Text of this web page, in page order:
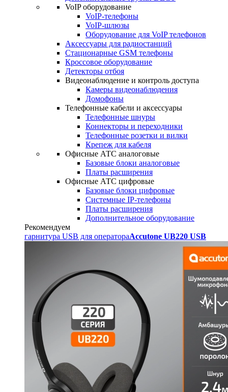
VoIP оборудование
VoIP-телефоны
VoIP-шлюзы
Оборудование для VoIP телефонов
Аксессуары для радиостанций
Стационарные GSM телефоны
Кроссовое оборудование
Детекторы отбоя
Видеонаблюдение и контроль доступа
Камеры видеонаблюдения
Домофоны
Телефонные кабели и аксессуары
Телефонные шнуры
Коннекторы и переходники
Телефонные розетки и вилки
Крепеж для кабеля
Офисные АТС аналоговые
Базовые блоки аналоговые
Платы расширения
Офисные АТС цифровые
Базовые блоки цифровые
Системные IP-телефоны
Платы расширения
Дополнительное оборудование
Рекомендуем
гарнитура USB для оператораAccutone UB220 USB